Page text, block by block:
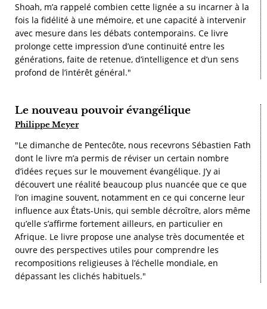
Shoah, m’a rappelé combien cette lignée a su incarner à la
fois la fidélité à une mémoire, et une capacité à intervenir
avec mesure dans les débats contemporains. Ce livre
prolonge cette impression d’une continuité entre les
générations, faite de retenue, d’intelligence et d’un sens
profond de l’intérêt général."
Le nouveau pouvoir évangélique
Philippe Meyer
"Le dimanche de Pentecôte, nous recevrons Sébastien Fath
dont le livre m’a permis de réviser un certain nombre
d’idées reçues sur le mouvement évangélique. J’y ai
découvert une réalité beaucoup plus nuancée que ce que
l’on imagine souvent, notamment en ce qui concerne leur
influence aux États-Unis, qui semble décroître, alors même
qu’elle s’affirme fortement ailleurs, en particulier en
Afrique. Le livre propose une analyse très documentée et
ouvre des perspectives utiles pour comprendre les
recompositions religieuses à l’échelle mondiale, en
dépassant les clichés habituels."